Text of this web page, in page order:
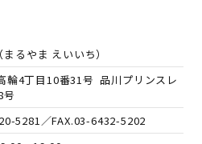
（まるやま えいいち）
輪4丁目10番31号 品川プリンスレ
号
5281 ／FAX.03-6432-5202